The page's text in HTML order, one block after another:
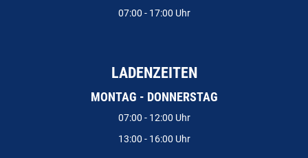
07:00 - 17:00 Uhr
LADENZEITEN
MONTAG - DONNERSTAG
07:00 - 12:00 Uhr
13:00 - 16:00 Uhr